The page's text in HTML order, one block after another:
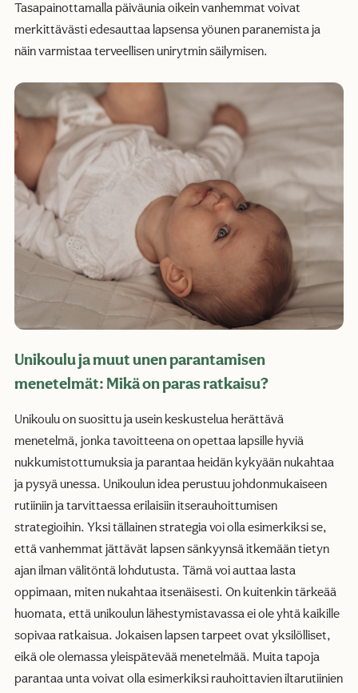
Tasapainottamalla päiväunia oikein vanhemmat voivat
merkittävästi edesauttaa lapsensa yöunen paranemista ja
näin varmistaa terveellisen unirytmin säilymisen.
Unikoulu ja muut unen parantamisen
menetelmät: Mikä on paras ratkaisu?
Unikoulu on suosittu ja usein keskustelua herättävä
menetelmä, jonka tavoitteena on opettaa lapsille hyviä
nukkumistottumuksia ja parantaa heidän kykyään nukahtaa
ja pysyä unessa. Unikoulun idea perustuu johdonmukaiseen
rutiiniin ja tarvittaessa erilaisiin itserauhoittumisen
strategioihin. Yksi tällainen strategia voi olla esimerkiksi se,
että vanhemmat jättävät lapsen sänkyynsä itkemään tietyn
ajan ilman välitöntä lohdutusta. Tämä voi auttaa lasta
oppimaan, miten nukahtaa itsenäisesti. On kuitenkin tärkeää
huomata, että unikoulun lähestymistavassa ei ole yhtä kaikille
sopivaa ratkaisua. Jokaisen lapsen tarpeet ovat yksilölliset,
eikä ole olemassa yleispätevää menetelmää. Muita tapoja
parantaa unta voivat olla esimerkiksi rauhoittavien iltarutiinien